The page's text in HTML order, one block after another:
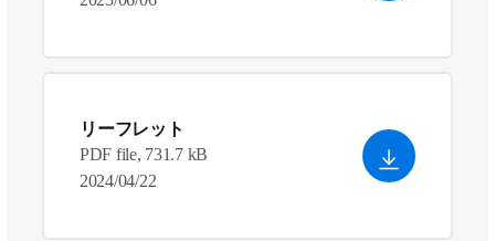
リーフレット
PDF file, 731.7 kB
2024/04/22